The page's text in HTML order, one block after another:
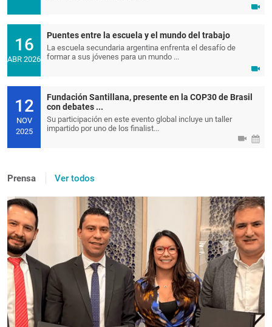
16
ABR 2026
Puentes entre la escuela y el mundo del trabajo
La escuela secundaria argentina enfrenta el desafío de
formar a sus jóvenes para un mundo ...
12
NOV
2025
Fundación Santillana, presente en la COP30 de Brasil
con debates ...
Su participación en este evento global incluye un taller
impartido por uno de los finalist...
Prensa Ver todos